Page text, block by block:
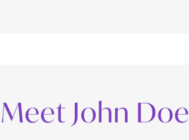
Meet John Doe